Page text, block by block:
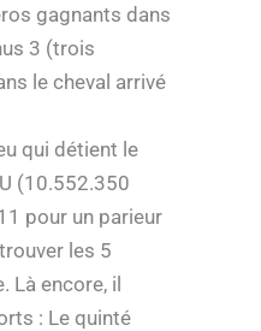
gagnants dans
3 (trois
le cheval arrivé
qui détient le
(10.552.350
pour un parieur
les 5
Là encore, il
: Le quinté